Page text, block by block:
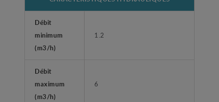
Débit
minimum
(m3/h)
1.2
Débit
maximum
(m3/h)
6